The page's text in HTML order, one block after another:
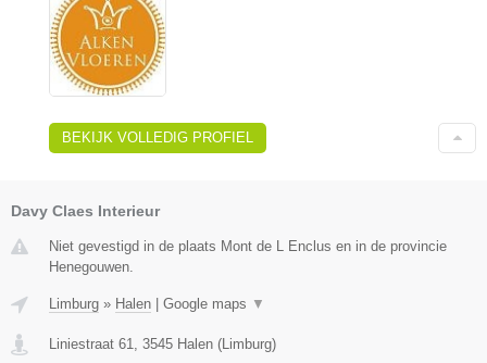
BEKIJK VOLLEDIG PROFIEL
Davy Claes Interieur
Niet gevestigd in de plaats Mont de L Enclus en in de provincie
Henegouwen.
Limburg » Halen Google maps ▼
Liniestraat 61, 3545 Halen (Limburg)